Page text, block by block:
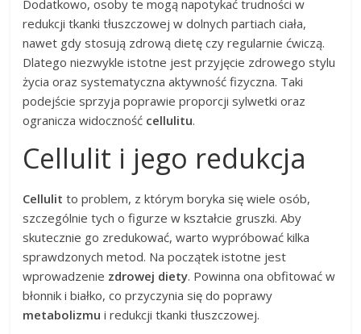
Dodatkowo, osoby te mogą napotykać trudności w
redukcji tkanki tłuszczowej w dolnych partiach ciała,
nawet gdy stosują zdrową dietę czy regularnie ćwiczą.
Dlatego niezwykle istotne jest przyjęcie zdrowego stylu
życia oraz systematyczna aktywność fizyczna. Taki
podejście sprzyja poprawie proporcji sylwetki oraz
ogranicza widoczność cellulitu.
Cellulit i jego redukcja
Cellulit to problem, z którym boryka się wiele osób,
szczególnie tych o figurze w kształcie gruszki. Aby
skutecznie go zredukować, warto wypróbować kilka
sprawdzonych metod. Na początek istotne jest
wprowadzenie zdrowej diety. Powinna ona obfitować w
błonnik i białko, co przyczynia się do poprawy
metabolizmu i redukcji tkanki tłuszczowej.